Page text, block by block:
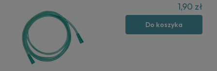
1,90 zł
Do koszyka